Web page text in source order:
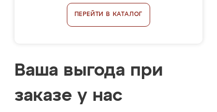
ПЕРЕЙТИ В КАТАЛОГ
Ваша выгода при
заказе у нас